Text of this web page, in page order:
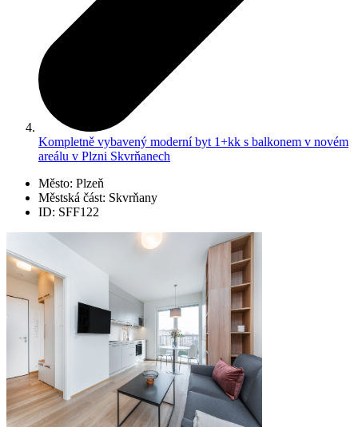
Kompletně vybavený moderní byt 1+kk s balkonem v novém
areálu v Plzni Skvrňanech
Město: Plzeň
Městská část: Skvrňany
ID: SFF122